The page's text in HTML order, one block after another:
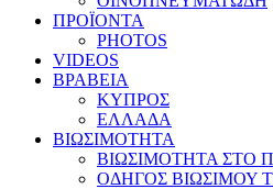
ΠΡΟΪΟΝΤΑ
PHOTOS
VIDEOS
ΒΡΑΒΕΙΑ
ΚΥΠΡΟΣ
ΕΛΛΑΔΑ
ΒΙΩΣΙΜΟΤΗΤΑ
ΒΙΩΣΙΜΟΤΗΤΑ ΣΤΟ
ΟΔΗΓΟΣ ΒΙΩΣΙΜΟΥ